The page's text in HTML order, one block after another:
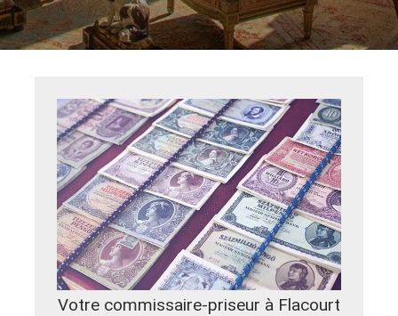
Votre commissaire-priseur à Flacourt